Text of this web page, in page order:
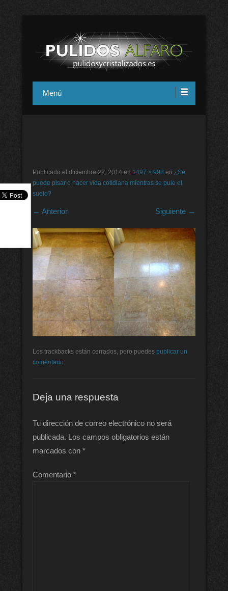
Pulidos y cristalizados Alfaro en
Alicante
Menú
Publicado el diciembre 22, 2014 en 1497 × 998 en ¿Se
puede pisar o hacer vida cotidiana mientras se pule el
suelo?
← Anterior Siguiente →
Los trackbacks están cerrados, pero puedes publicar un
comentario.
Deja una respuesta
Tu dirección de correo electrónico no será
publicada. Los campos obligatorios están
marcados con *
Comentario *